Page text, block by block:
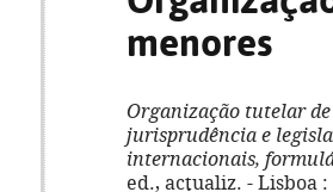
menores
Organização tutelar de
jurisprudência e
internacionais,
ed., actualiz. - Lisboa :